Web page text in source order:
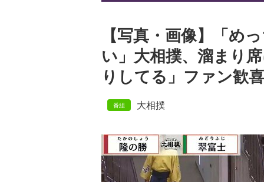
【写真・画像】「め
い」大相撲、溜まり
りしてる」ファン歓
大相撲